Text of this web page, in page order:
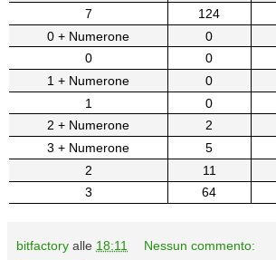
7
124
0 + Numerone
0
0
0
1 + Numerone
0
1
0
2 + Numerone
2
3 + Numerone
5
2
11
3
64
bitfactory alle 18:11 Nessun commento: